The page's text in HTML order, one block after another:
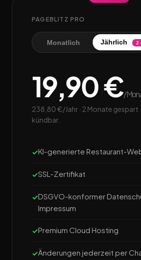
PAGEBLITZ PRO
Monatlich Jährlich 2
19,90 €/
238,80 €/Jahr · 2 Monate gespart
kündbar.
KI-generierte Restaurant-
SSL-Zertifikat
DSGVO-konformer
Impressum
Premium Cloud Hosting
Änderungen jederzeit per